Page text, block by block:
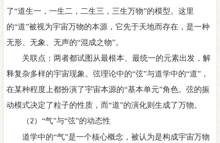
了“道生一，一生二，二生三，三生万物”的模型。这里
的“道”被视为宇宙万物的本源，它先于天地而存在，是一种
无形、无象、无声的“混成之物”。
关联点：两者都试图从最根本、最统一的元素出发，解
释复杂多样的宇宙现象。弦理论中的“弦”与道学中的“道”，
在某种程度上都扮演了宇宙本源的“基本单元”角色。弦的振
动模式决定了粒子的性质，而“道”的演化则生成了万物。
（2）“气”与“弦”的动态性
道学中的“气”是一个核心概念，被认为是构成宇宙万物